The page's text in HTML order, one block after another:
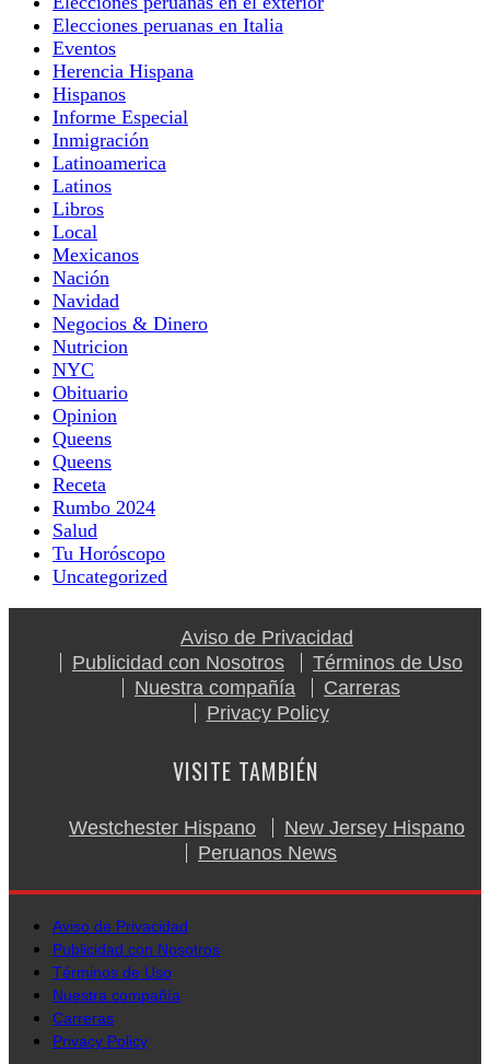
Elecciones peruanas en Italia
Eventos
Herencia Hispana
Hispanos
Informe Especial
Inmigración
Latinoamerica
Latinos
Libros
Local
Mexicanos
Nación
Navidad
Negocios & Dinero
Nutricion
NYC
Obituario
Opinion
Queens
Queens
Receta
Rumbo 2024
Salud
Tu Horóscopo
Uncategorized
Aviso de Privacidad
Publicidad con Nosotros
Términos de Uso
Nuestra compañía
Carreras
Privacy Policy
VISITE TAMBIÉN
Westchester Hispano
New Jersey Hispano
Peruanos News
Aviso de Privacidad
Publicidad con Nosotros
Términos de Uso
Nuestra compañía
Carreras
Privacy Policy